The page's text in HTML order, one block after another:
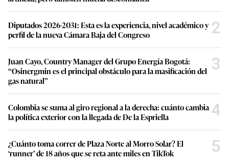
Diputados 2026-2031: Esta es la experiencia, nivel académico y
perfil de la nueva Cámara Baja del Congreso
2
Juan Cayo, Country Manager del Grupo Energía Bogotá:
“Osinergmin es el principal obstáculo para la masificación del
gas natural”
3
Colombia se suma al giro regional a la derecha: cuánto cambia
la política exterior con la llegada de De la Espriella
4
¿Cuánto toma correr de Plaza Norte al Morro Solar? El
‘runner’ de 18 años que se reta ante miles en TikTok
5